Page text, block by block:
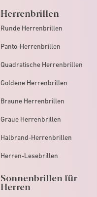
Herrenbrillen
Runde Herrenbrillen
Panto-Herrenbrillen
Quadratische Herrenbrillen
Goldene Herrenbrillen
Braune Herrenbrillen
Graue Herrenbrillen
Halbrand-Herrenbrillen
Herren-Lesebrillen
Sonnenbrillen für
Herren